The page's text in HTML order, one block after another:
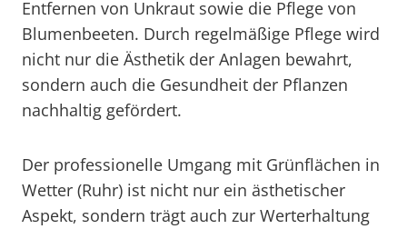
Entfernen von Unkraut sowie die Pflege von
Blumenbeeten. Durch regelmäßige Pflege wird
nicht nur die Ästhetik der Anlagen bewahrt,
sondern auch die Gesundheit der Pflanzen
nachhaltig gefördert.
Der professionelle Umgang mit Grünflächen in
Wetter (Ruhr) ist nicht nur ein ästhetischer
Aspekt, sondern trägt auch zur Werterhaltung